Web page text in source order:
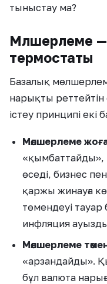
тыныстау ма?
Мөлшерлеме
термостаты
Базалық
нарықты реттейтін
істеу принципі екі
Мөлшерлеме
өседі, бизнес
қаржы жинауға
төмендеуі тауар
инфляция
Мөлшерлеме
«арзандайды».
бұл валюта